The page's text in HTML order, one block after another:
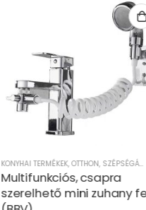
TAKARÍTÁS - MOSÁS
TAKARÍTÁS - MOSÁS
Bellhowell 2 az 1-ben
easy switch – vezeték